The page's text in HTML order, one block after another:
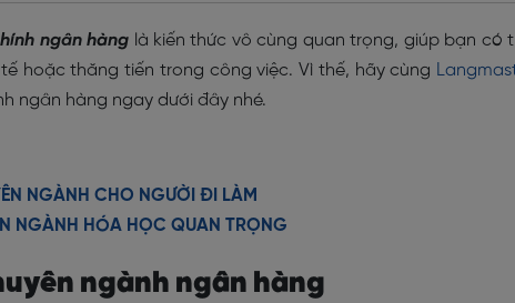
ngân hàng là kiến thức vô cùng quan trọng, giúp bạn có
hoặc thăng tiến trong công việc. Vì thế, hãy cùng
ngân hàng ngay dưới đây nhé.
NGÀNH CHO NGƯỜI ĐI LÀM
NGÀNH HÓA HỌC QUAN TRỌNG
ngành ngân hàng